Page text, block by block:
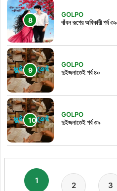
GOLPO
বাঁধন রূপের অধিকারী পর্ব ৩৯
GOLPO
দুইজনাতেই পর্ব ৪০
GOLPO
দুইজনাতেই পর্ব ৩৯
1
2 3